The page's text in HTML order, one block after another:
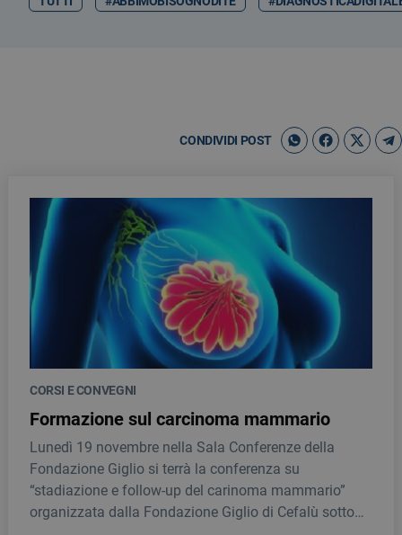
CONDIVIDI POST
CORSI E CONVEGNI
Formazione sul carcinoma mammario
Lunedì 19 novembre nella Sala Conferenze della
Fondazione Giglio si terrà la conferenza su
“stadiazione e follow-up del carinoma mammario”
organizzata dalla Fondazione Giglio di Cefalù sotto